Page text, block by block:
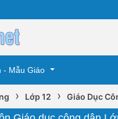
- Mẫu Giáo
› Lớp 12 › Giáo Dục